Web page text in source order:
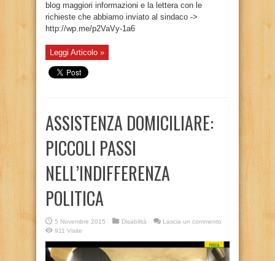
blog maggiori informazioni e la lettera con le
richieste che abbiamo inviato al sindaco ->
http://wp.me/p2VaVy-1a6
Leggi Articolo »
ASSISTENZA DOMICILIARE:
PICCOLI PASSI
NELL’INDIFFERENZA
POLITICA
5 Novembre 2015 Disabilità
Lascia un commento
911 Visite